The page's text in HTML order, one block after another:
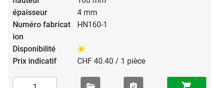
4 mm
HN160-1
CHF 40.40 / 1 pièce